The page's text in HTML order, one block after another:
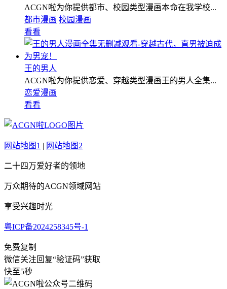
ACGN啦为你提供都市、校园类型漫画本命在我学校...
都市漫画 校园漫画
看看
王的男人
ACGN啦为你提供恋爱、穿越类型漫画王的男人全集...
恋爱漫画
看看
网站地图1 | 网站地图2
二十四万爱好者的领地
万众期待的ACGN领域网站
享受兴趣时光
粤ICP备2024258345号-1
免费复制
微信关注回复“验证码”获取
快至5秒